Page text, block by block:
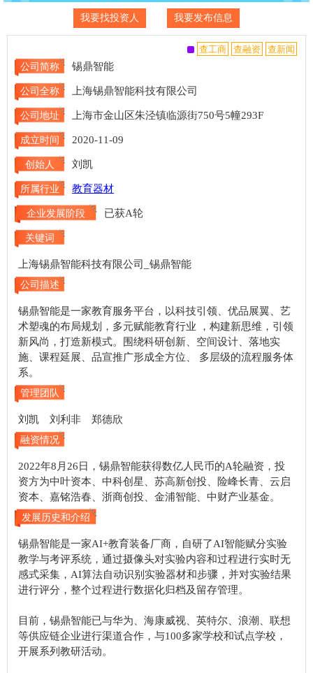
我要找投资人 我要发布信息
公司简称 锡鼎智能
公司全称 上海锡鼎智能科技有限公司
公司地址 上海市金山区朱泾镇临源街750号5幢293F
成立时间 2020-11-09
创始人 刘凯
所属行业 教育器材
企业发展阶段 已获A轮
关键词
上海锡鼎智能科技有限公司_锡鼎智能
公司描述
锡鼎智能是一家教育服务平台，以科技引领、优品展翼、艺
术塑魂的布局规划，多元赋能教育行业 ，构建新思维，引领
新风尚，打造新模式。围绕科研创新、空间设计、落地实
施、课程延展、品宣推广形成全方位、 多层级的流程服务体
系。
管理团队
刘凯 刘利非 郑德欣
融资情况
2022年8月26日，锡鼎智能获得数亿人民币的A轮融资，投
资方为中叶资本、中科创星、苏高新创投、险峰长青、云启
资本、嘉铭浩春、浙商创投、金浦智能、中财产业基金。
发展历史和介绍
锡鼎智能是一家AI+教育装备厂商，自研了AI智能赋分实验
教学与考评系统，通过摄像头对实验内容和过程进行实时无
感式采集，AI算法自动识别实验器材和步骤，并对实验结果
进行评分，整个过程进行数据化归档及留存管理。
目前，锡鼎智能已与华为、海康威视、英特尔、浪潮、联想
等供应链企业进行渠道合作，与100多家学校和试点学校，
开展系列教研活动。